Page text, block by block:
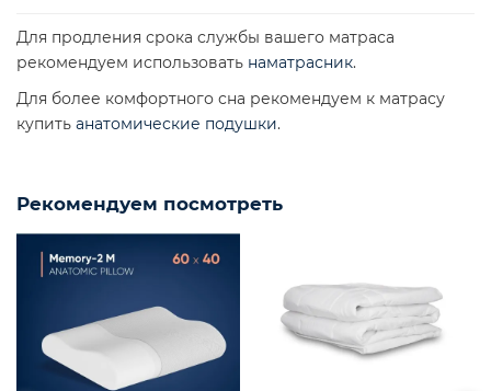
Для продления срока службы вашего матраса
рекомендуем использовать наматрасник.
Для более комфортного сна рекомендуем к матрасу
купить анатомические подушки.
Рекомендуем посмотреть